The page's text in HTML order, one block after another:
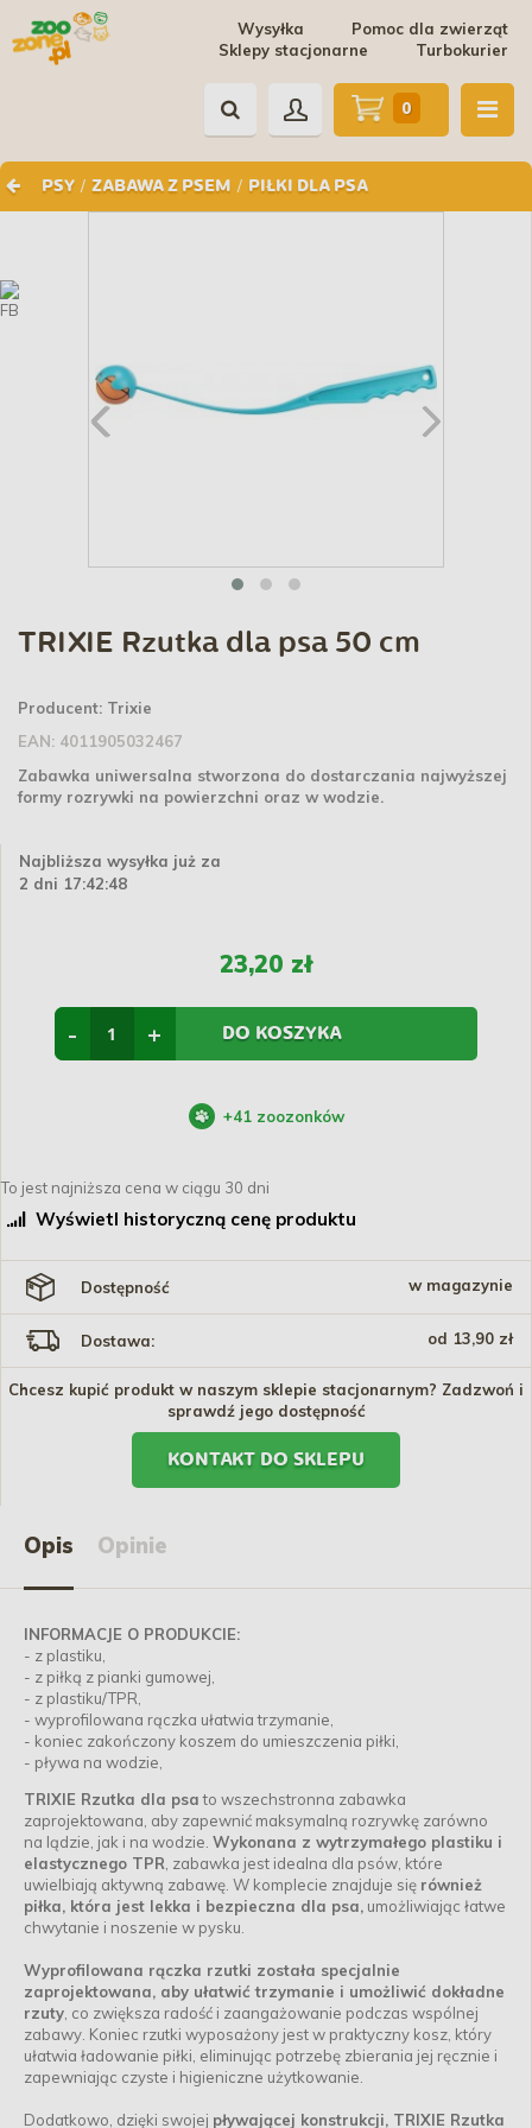
Pomoc dla zwierząt
Wysyłka
Turbokurier
Sklepy stacjonarne
PSY / ZABAWA Z PSEM / PIŁKI DLA PSA
0
TRIXIE Rzutka dla psa 50 cm
Producent: Trixie
EAN: 4011905032467
Zabawka uniwersalna stworzona do dostarczania najwyższej
formy rozrywki na powierzchni oraz w wodzie.
Najbliższa wysyłka już za
2 dni 17:42:47
23,20 zł
+
- DO KOSZYKA
+41 zoozonków
To jest najniższa cena w ciągu 30 dni
Wyświetl historyczną cenę produktu
Dostępność w magazynie
Dostawa: od 13,90 zł
Chcesz kupić produkt w naszym sklepie stacjonarnym? Zadzwoń i
sprawdź jego dostępność
KONTAKT DO SKLEPU
Opis Opinie
INFORMACJE O PRODUKCIE:
- z plastiku,
- z piłką z pianki gumowej,
- z plastiku/TPR,
- wyprofilowana rączka ułatwia trzymanie,
- koniec zakończony koszem do umieszczenia piłki,
- pływa na wodzie,
TRIXIE Rzutka dla psato wszechstronna zabawka
zaprojektowana, aby zapewnić maksymalną rozrywkę zarówno
na lądzie, jak i na wodzie. Wykonana z wytrzymałego plastiku i
elastycznego TPR , zabawka jest idealna dla psów, które
uwielbiają aktywną zabawę. W komplecie znajduje się również
piłka, która jest lekka i bezpieczna dla psa, umożliwiając łatwe
chwytanie i noszenie w pysku.
Wyprofilowana rączka rzutki została specjalnie
zaprojektowana, aby ułatwić trzymanie i umożliwić dokładne
rzuty , co zwiększa radość i zaangażowanie podczas wspólnej
zabawy. Koniec rzutki wyposażony jest w praktyczny kosz, który
ułatwia ładowanie piłki, eliminując potrzebę zbierania jej ręcznie i
zapewniając czyste i higieniczne użytkowanie.
Dodatkowo, dzięki swojej pływającej konstrukcji, TRIXIE Rzutka